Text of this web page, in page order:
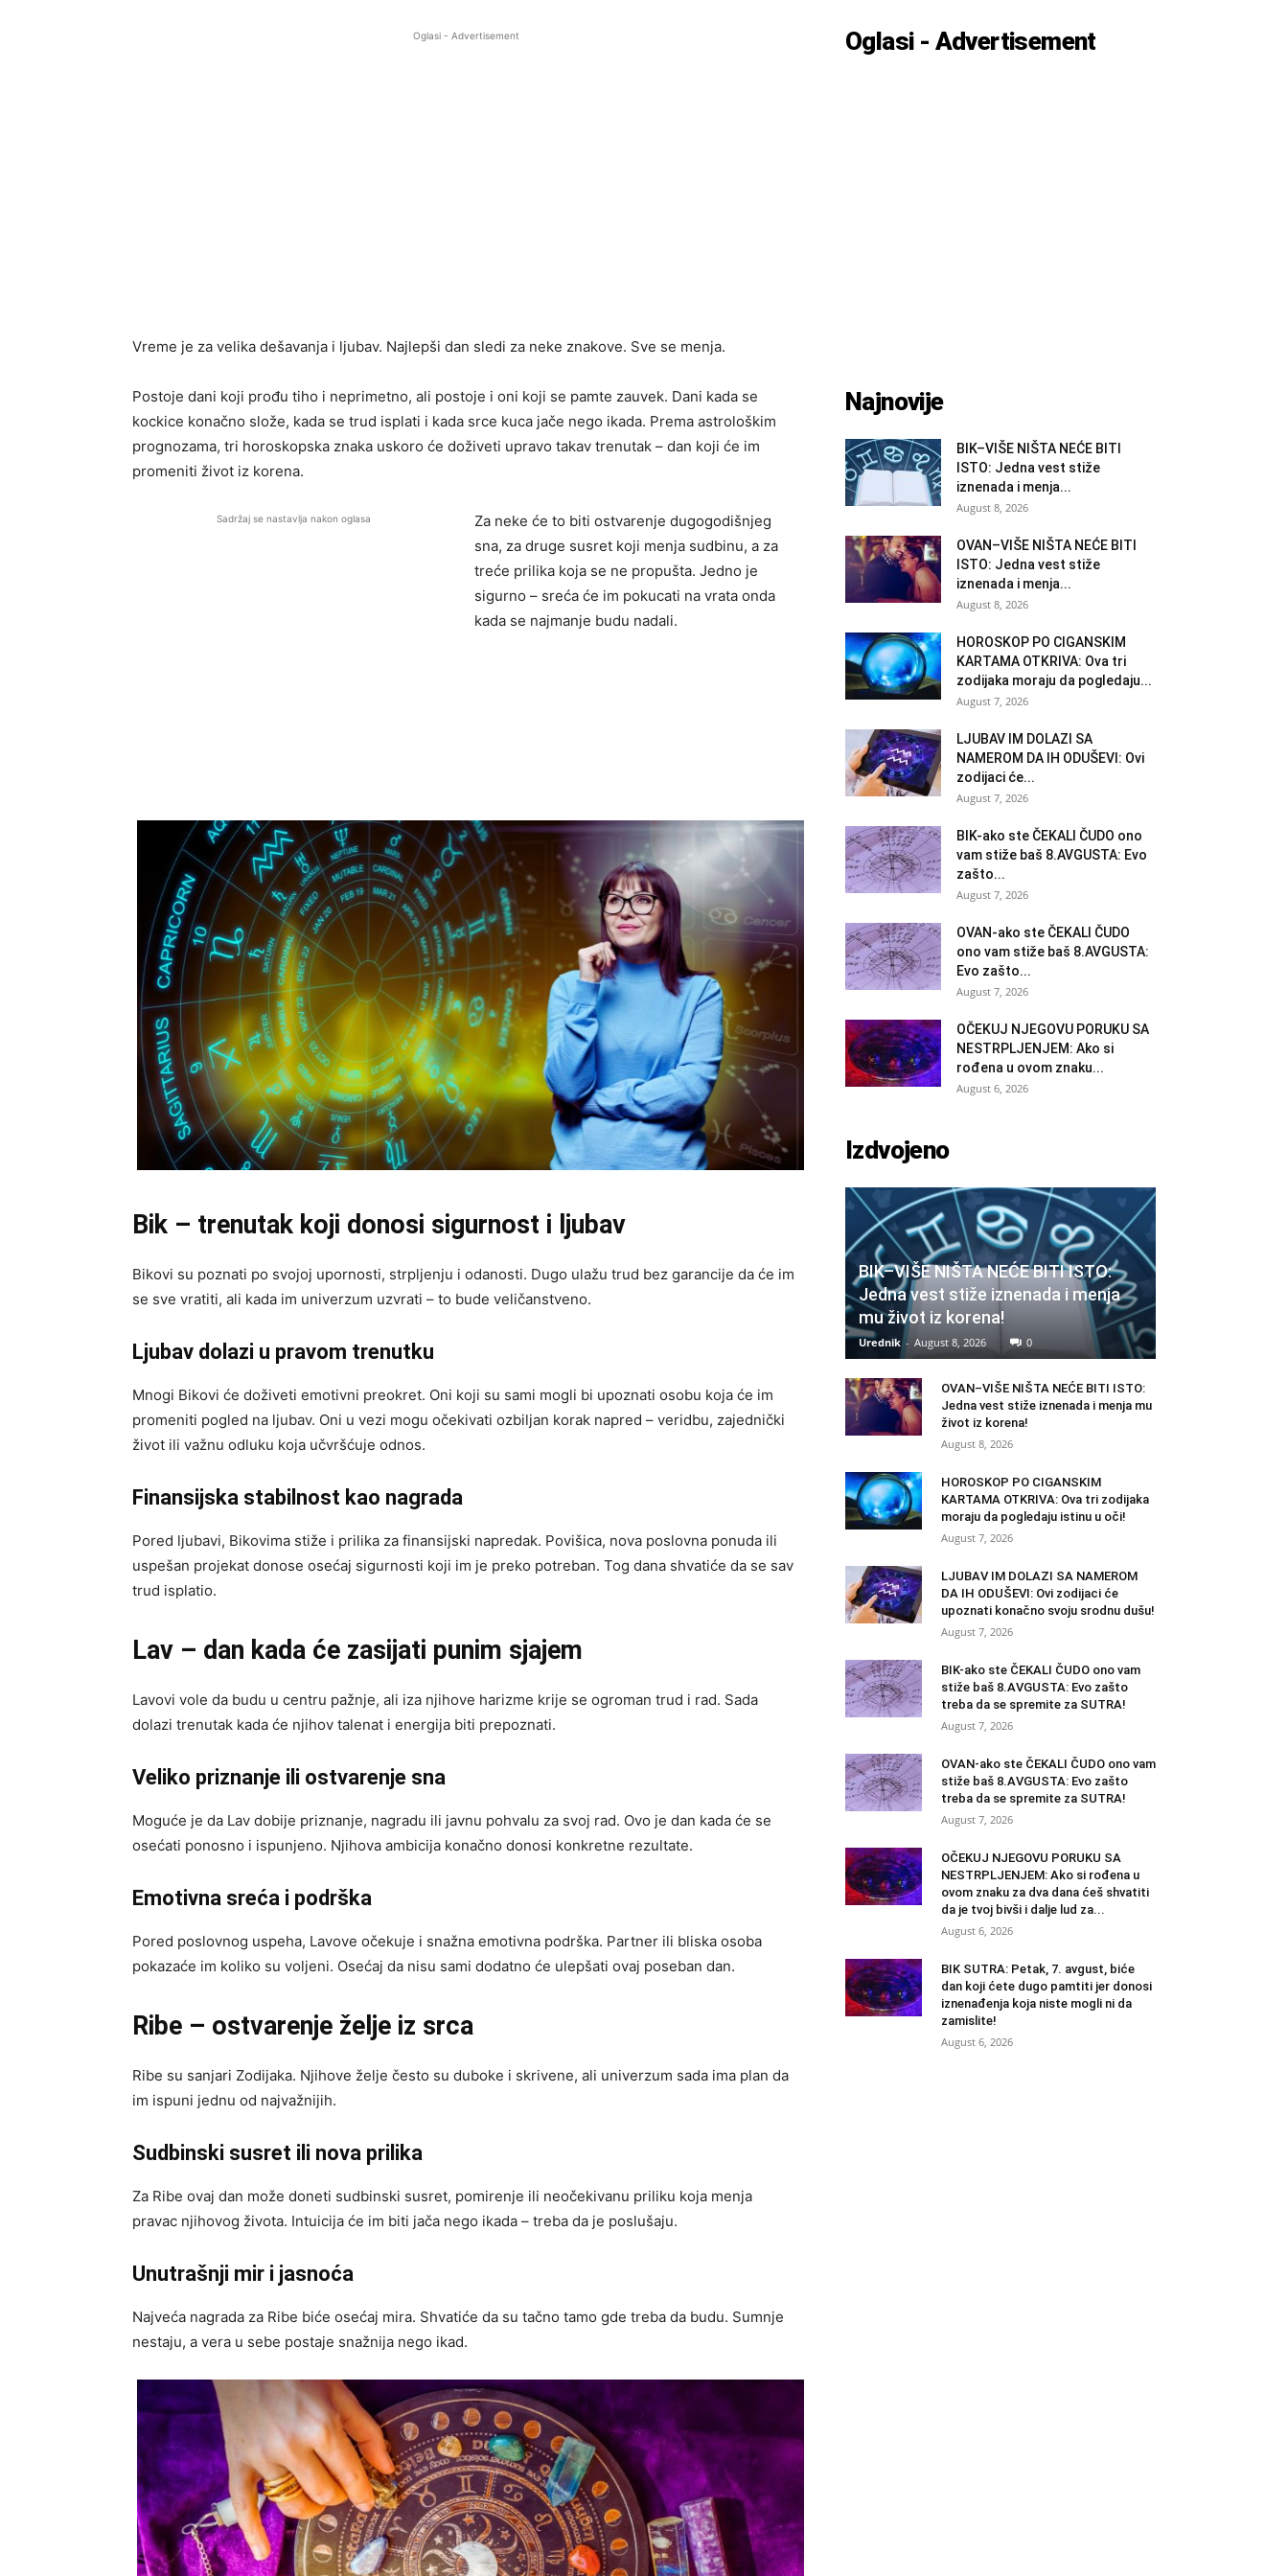
Oglasi - Advertisement
Vreme je za velika dešavanja i ljubav. Najlepši dan sledi za neke znakove. Sve se menja.
Postoje dani koji prođu tiho i neprimetno, ali postoje i oni koji se pamte zauvek. Dani kada se
kockice konačno slože, kada se trud isplati i kada srce kuca jače nego ikada. Prema astrološkim
prognozama, tri horoskopska znaka uskoro će doživeti upravo takav trenutak – dan koji će im
promeniti život iz korena.
Sadržaj se nastavlja nakon oglasa
Za neke će to biti ostvarenje dugogodišnjeg
sna, za druge susret koji menja sudbinu, a za
treće prilika koja se ne propušta. Jedno je
sigurno – sreća će im pokucati na vrata onda
kada se najmanje budu nadali.
Bik – trenutak koji donosi sigurnost i ljubav
Bikovi su poznati po svojoj upornosti, strpljenju i odanosti. Dugo ulažu trud bez garancije da će im
se sve vratiti, ali kada im univerzum uzvrati – to bude veličanstveno.
Ljubav dolazi u pravom trenutku
Mnogi Bikovi će doživeti emotivni preokret. Oni koji su sami mogli bi upoznati osobu koja će im
promeniti pogled na ljubav. Oni u vezi mogu očekivati ozbiljan korak napred – veridbu, zajednički
život ili važnu odluku koja učvršćuje odnos.
Finansijska stabilnost kao nagrada
Pored ljubavi, Bikovima stiže i prilika za finansijski napredak. Povišica, nova poslovna ponuda ili
uspešan projekat donose osećaj sigurnosti koji im je preko potreban. Tog dana shvatiće da se sav
trud isplatio.
Lav – dan kada će zasijati punim sjajem
Lavovi vole da budu u centru pažnje, ali iza njihove harizme krije se ogroman trud i rad. Sada
dolazi trenutak kada će njihov talenat i energija biti prepoznati.
Veliko priznanje ili ostvarenje sna
Moguće je da Lav dobije priznanje, nagradu ili javnu pohvalu za svoj rad. Ovo je dan kada će se
osećati ponosno i ispunjeno. Njihova ambicija konačno donosi konkretne rezultate.
Emotivna sreća i podrška
Pored poslovnog uspeha, Lavove očekuje i snažna emotivna podrška. Partner ili bliska osoba
pokazaće im koliko su voljeni. Osećaj da nisu sami dodatno će ulepšati ovaj poseban dan.
Ribe – ostvarenje želje iz srca
Ribe su sanjari Zodijaka. Njihove želje često su duboke i skrivene, ali univerzum sada ima plan da
im ispuni jednu od najvažnijih.
Sudbinski susret ili nova prilika
Za Ribe ovaj dan može doneti sudbinski susret, pomirenje ili neočekivanu priliku koja menja
pravac njihovog života. Intuicija će im biti jača nego ikada – treba da je poslušaju.
Unutrašnji mir i jasnoća
Najveća nagrada za Ribe biće osećaj mira. Shvatiće da su tačno tamo gde treba da budu. Sumnje
nestaju, a vera u sebe postaje snažnija nego ikad.
Oglasi - Advertisement
Najnovije
BIK–VIŠE NIŠTA NEĆE BITI
ISTO: Jedna vest stiže
iznenada i menja...
August 8, 2026
OVAN–VIŠE NIŠTA NEĆE BITI
ISTO: Jedna vest stiže
iznenada i menja...
August 8, 2026
HOROSKOP PO CIGANSKIM
KARTAMA OTKRIVA: Ova tri
zodijaka moraju da pogledaju...
August 7, 2026
LJUBAV IM DOLAZI SA
NAMEROM DA IH ODUŠEVI: Ovi
zodijaci će...
August 7, 2026
BIK-ako ste ČEKALI ČUDO ono
vam stiže baš 8.AVGUSTA: Evo
zašto...
August 7, 2026
OVAN-ako ste ČEKALI ČUDO
ono vam stiže baš 8.AVGUSTA:
Evo zašto...
August 7, 2026
OČEKUJ NJEGOVU PORUKU SA
NESTRPLJENJEM: Ako si
rođena u ovom znaku...
August 6, 2026
Izdvojeno
BIK–VIŠE NIŠTA NEĆE BITI ISTO:
Jedna vest stiže iznenada i menja
mu život iz korena!
Urednik - August 8, 2026 0
OVAN–VIŠE NIŠTA NEĆE BITI ISTO:
Jedna vest stiže iznenada i menja mu
život iz korena!
August 8, 2026
HOROSKOP PO CIGANSKIM
KARTAMA OTKRIVA: Ova tri zodijaka
moraju da pogledaju istinu u oči!
August 7, 2026
LJUBAV IM DOLAZI SA NAMEROM
DA IH ODUŠEVI: Ovi zodijaci će
upoznati konačno svoju srodnu dušu!
August 7, 2026
BIK-ako ste ČEKALI ČUDO ono vam
stiže baš 8.AVGUSTA: Evo zašto
treba da se spremite za SUTRA!
August 7, 2026
OVAN-ako ste ČEKALI ČUDO ono vam
stiže baš 8.AVGUSTA: Evo zašto
treba da se spremite za SUTRA!
August 7, 2026
OČEKUJ NJEGOVU PORUKU SA
NESTRPLJENJEM: Ako si rođena u
ovom znaku za dva dana ćeš shvatiti
da je tvoj bivši i dalje lud za...
August 6, 2026
BIK SUTRA: Petak, 7. avgust, biće
dan koji ćete dugo pamtiti jer donosi
iznenađenja koja niste mogli ni da
zamislite!
August 6, 2026